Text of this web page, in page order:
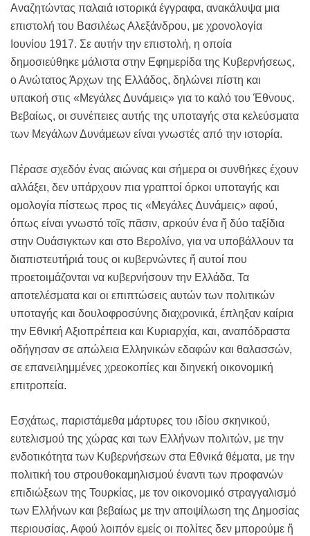
Αναζητώντας παλαιά ιστορικά έγγραφα, ανακάλυψα μια
επιστολή του Βασιλέως Αλεξάνδρου, με χρονολογία
Ιουνίου 1917. Σε αυτήν την επιστολή, η οποία
δημοσιεύθηκε μάλιστα στην Εφημερίδα της Κυβερνήσεως,
ο Ανώτατος Άρχων της Ελλάδος, δηλώνει πίστη και
υπακοή στις «Μεγάλες Δυνάμεις» για το καλό του Έθνους.
Βεβαίως, οι συνέπειες αυτής της υποταγής στα κελεύσματα
των Μεγάλων Δυνάμεων είναι γνωστές από την ιστορία.
Πέρασε σχεδόν ένας αιώνας και σήμερα οι συνθήκες έχουν
αλλάξει, δεν υπάρχουν πια γραπτοί όρκοι υποταγής και
ομολογία πίστεως προς τις «Μεγάλες Δυνάμεις» αφού,
όπως είναι γνωστό τοῖς πᾶσιν, αρκούν ένα ἤ δύο ταξίδια
στην Ουάσιγκτων και στο Βερολίνο, για να υποβάλλουν τα
διαπιστευτήριά τους οι κυβερνώντες ἤ αυτοί που
προετοιμάζονται να κυβερνήσουν την Ελλάδα. Τα
αποτελέσματα και οι επιπτώσεις αυτών των πολιτικών
υποταγής και δουλοφροσύνης διαχρονικά, έπληξαν καίρια
την Εθνική Αξιοπρέπεια και Κυριαρχία, και, αναπόδραστα
οδήγησαν σε απώλεια Ελληνικών εδαφών και θαλασσών,
σε επανειλημμένες χρεοκοπίες και διηνεκή οικονομική
επιτροπεία.
Εσχάτως, παριστάμεθα μάρτυρες του ιδίου σκηνικού,
ευτελισμού της χώρας και των Ελλήνων πολιτών, με την
ενδοτικότητα των Κυβερνήσεων στα Εθνικά θέματα, με την
πολιτική του στρουθοκαμηλισμού έναντι των προφανών
επιδιώξεων της Τουρκίας, με τον οικονομικό στραγγαλισμό
των Ελλήνων και βεβαίως με την αποψίλωση της Δημοσίας
περιουσίας. Αφού λοιπόν εμείς οι πολίτες δεν μπορούμε ἤ